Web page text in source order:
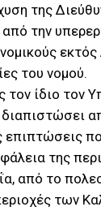
της
την
του νομού.
ίδιο τον
διαπιστώσει
επιπτώσεις
της
από το
των